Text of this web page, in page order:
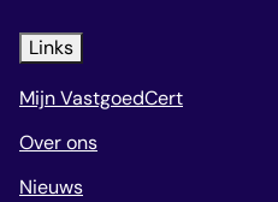
Links
Mijn VastgoedCert
Over ons
Nieuws